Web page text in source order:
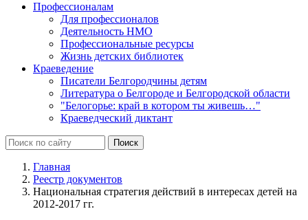
Профессионалам
Для профессионалов
Деятельность НМО
Профессиональные ресурсы
Жизнь детских библиотек
Краеведение
Писатели Белгородчины детям
Литература о Белгороде и Белгородской области
"Белогорье: край в котором ты живешь…"
Краеведческий диктант
Главная
Реестр документов
Национальная стратегия действий в интересах детей на
2012-2017 гг.